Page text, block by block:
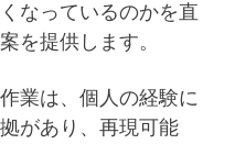
なっているのかを直
を提供します。
業は、個人の経験に
があり、再現可能